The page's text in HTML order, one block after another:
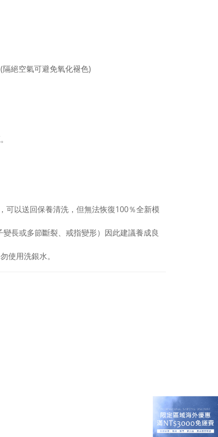
絕空氣可避免氧化褪色)
以送回保養清洗，但無法恢復100％全新模
長或多節斷裂、戒指變形）因此建議養成良
使用洗銀水。